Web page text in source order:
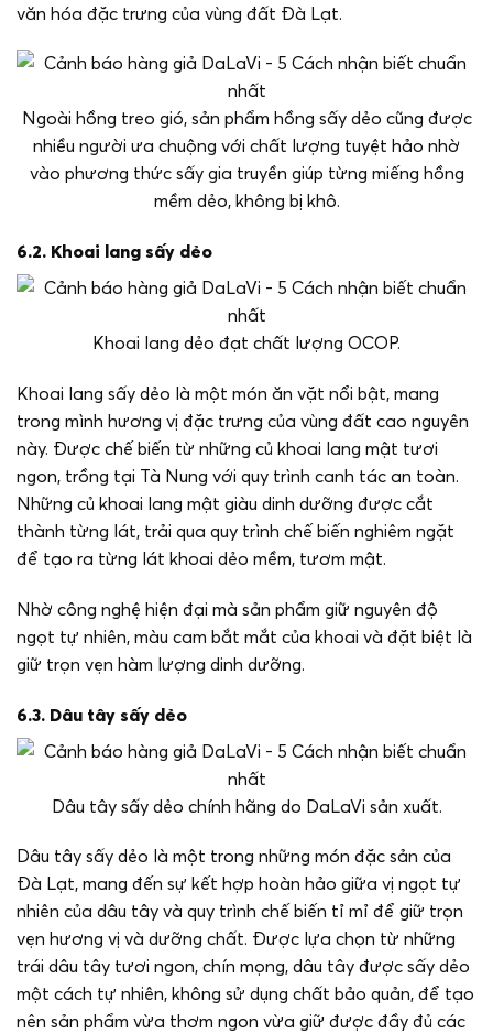
văn hóa đặc trưng của vùng đất Đà Lạt.
Ngoài hồng treo gió, sản phẩm hồng sấy dẻo cũng được
nhiều người ưa chuộng với chất lượng tuyệt hảo nhờ
vào phương thức sấy gia truyền giúp từng miếng hồng
mềm dẻo, không bị khô.
6.2. Khoai lang sấy dẻo
Khoai lang dẻo đạt chất lượng OCOP.
Khoai lang sấy dẻo là một món ăn vặt nổi bật, mang
trong mình hương vị đặc trưng của vùng đất cao nguyên
này. Được chế biến từ những củ khoai lang mật tươi
ngon, trồng tại Tà Nung với quy trình canh tác an toàn.
Những củ khoai lang mật giàu dinh dưỡng được cắt
thành từng lát, trải qua quy trình chế biến nghiêm ngặt
để tạo ra từng lát khoai dẻo mềm, tươm mật.
Nhờ công nghệ hiện đại mà sản phẩm giữ nguyên độ
ngọt tự nhiên, màu cam bắt mắt của khoai và đặt biệt là
giữ trọn vẹn hàm lượng dinh dưỡng.
6.3. Dâu tây sấy dẻo
Dâu tây sấy dẻo chính hãng do DaLaVi sản xuất.
Dâu tây sấy dẻo là một trong những món đặc sản của
Đà Lạt, mang đến sự kết hợp hoàn hảo giữa vị ngọt tự
nhiên của dâu tây và quy trình chế biến tỉ mỉ để giữ trọn
vẹn hương vị và dưỡng chất. Được lựa chọn từ những
trái dâu tây tươi ngon, chín mọng, dâu tây được sấy dẻo
một cách tự nhiên, không sử dụng chất bảo quản, để tạo
nên sản phẩm vừa thơm ngon vừa giữ được đầy đủ các